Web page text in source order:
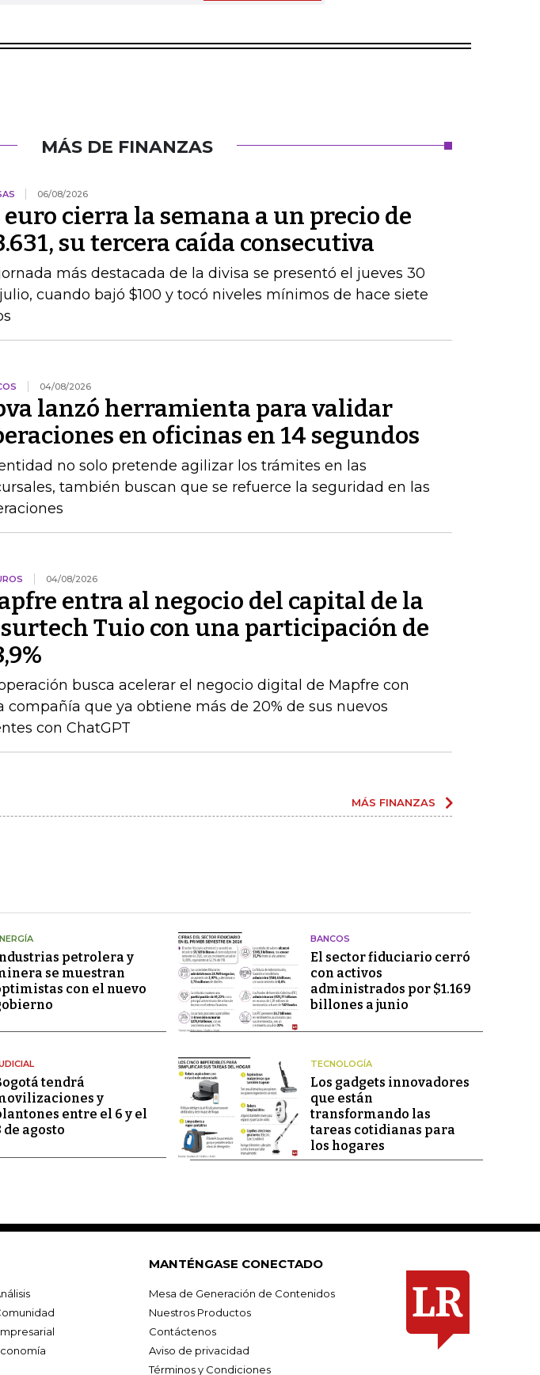
MÁS DE FINANZAS
06/08/2026
euro cierra la semana a un precio de
su tercera caída consecutiva
más destacada de la divisa se presentó el jueves 30
cuando bajó $100 y tocó niveles mínimos de hace siete
04/08/2026
lanzó herramienta para validar
en oficinas en 14 segundos
no solo pretende agilizar los trámites en las
también buscan que se refuerce la seguridad en las
04/08/2026
entra al negocio del capital de la
Tuio con una participación de
busca acelerar el negocio digital de Mapfre con
compañía que ya obtiene más de 20% de sus nuevos
con ChatGPT
MÁS FINANZAS
petrolera y
se muestran
con el nuevo
BANCOS
El sector fiduciario cerró
con activos
administrados por $1.169
billones a junio
tendrá
y
entre el 6 y el
de agosto
TECNOLOGÍA
Los gadgets innovadores
que están
transformando las
tareas cotidianas para
los hogares
MANTÉNGASE CONECTADO
Mesa de Generación de Contenidos
Nuestros Productos
Contáctenos
Aviso de privacidad
Términos y Condiciones